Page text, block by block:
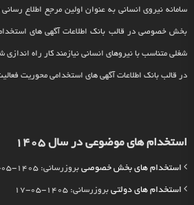
سامانه نیروی انسانی به عنوان اولین مرجع اطلاع
بخش خصوصی در قالب بانک اطلاعات آگهی های
شغلی متناسب با نیروهای انسانی نیازمند کار راه
در قالب بانک اطلاعات آگهی های استخدامی محوریت
استخدام های موضوعی در سال 1405
استخدام های بخش خصوصی بروزرسانی: 1405-05-17
استخدام های دولتی بروزرسانی: 1405-05-17